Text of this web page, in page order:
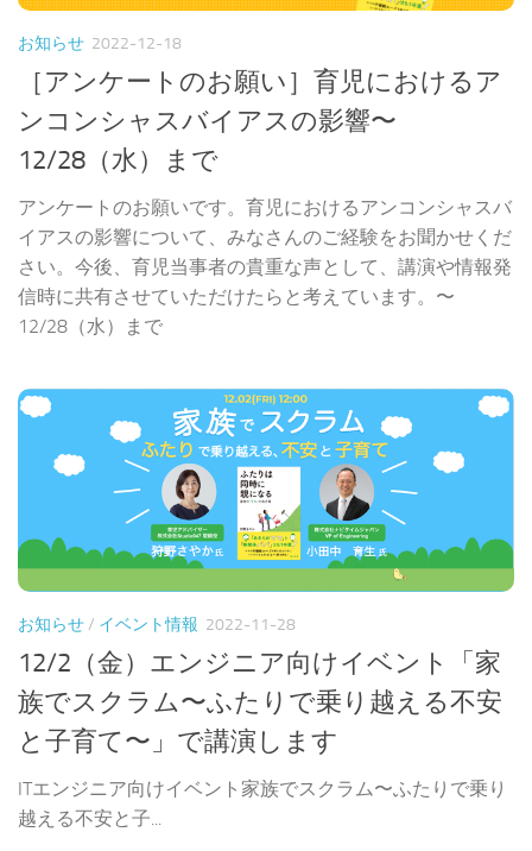
お知らせ 2022-12-18
［アンケートのお願い］育児におけるア
ンコンシャスバイアスの影響〜
12/28（水）まで
アンケートのお願いです。育児におけるアンコンシャスバ
イアスの影響について、みなさんのご経験をお聞かせくだ
さい。今後、育児当事者の貴重な声として、講演や情報発
信時に共有させていただけたらと考えています。〜
12/28（水）まで
お知らせ/ イベント情報 2022-11-28
12/2（金）エンジニア向けイベント「家
族でスクラム〜ふたりで乗り越える不安
と子育て〜」で講演します
ITエンジニア向けイベント家族でスクラム〜ふたりで乗り
越える不安と子...